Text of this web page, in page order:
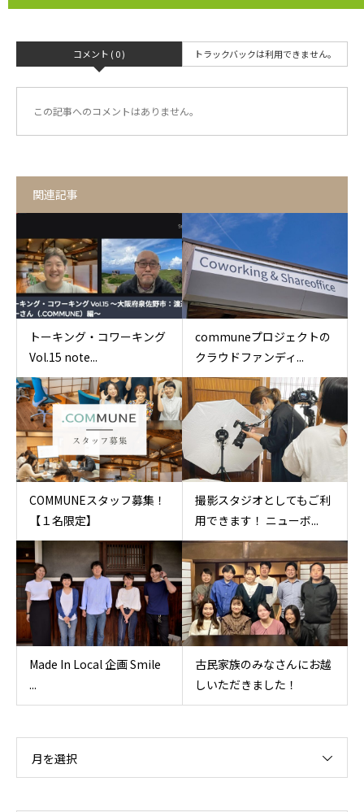
コメント ( 0 ) トラックバックは利用できません。
この記事へのコメントはありません。
関連記事
トーキング・コワーキング
Vol.15 note...
communeプロジェクトの
クラウドファンディ...
COMMUNEスタッフ募集！
【１名限定】
撮影スタジオとしてもご利
用できます！ ニューボ...
Made In Local 企画 Smile
...
古民家族のみなさんにお越
しいただきました！
月を選択